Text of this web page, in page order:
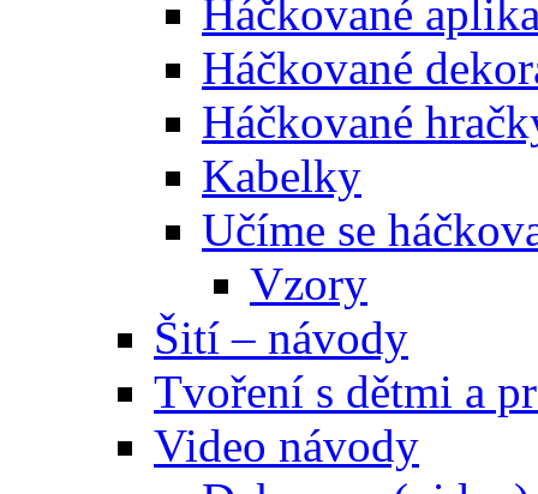
Háčkované
Háčkované
Háčkované
Kabelky
Učíme se
Vzory
Šití – návody
Tvoření s dětmi a
Video návody